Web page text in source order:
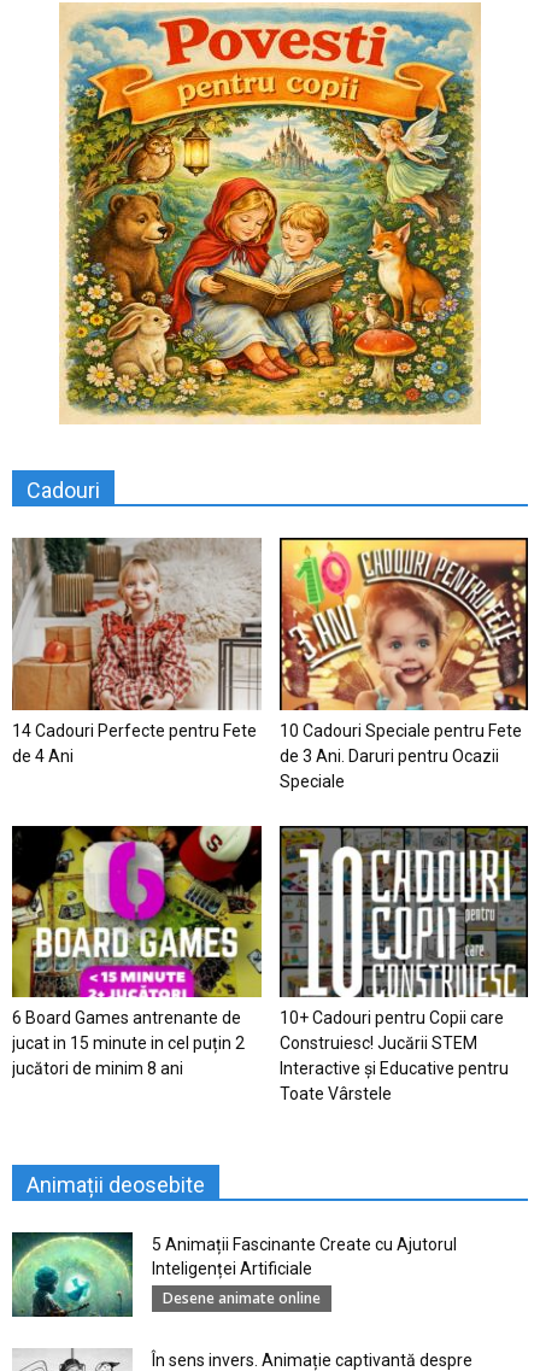
Cadouri
14 Cadouri Perfecte pentru Fete
de 4 Ani
10 Cadouri Speciale pentru Fete
de 3 Ani. Daruri pentru Ocazii
Speciale
6 Board Games antrenante de
jucat in 15 minute in cel puțin 2
jucători de minim 8 ani
10+ Cadouri pentru Copii care
Construiesc! Jucării STEM
Interactive și Educative pentru
Toate Vârstele
Animații deosebite
5 Animații Fascinante Create cu Ajutorul
Inteligenței Artificiale
Desene animate online
În sens invers. Animație captivantă despre